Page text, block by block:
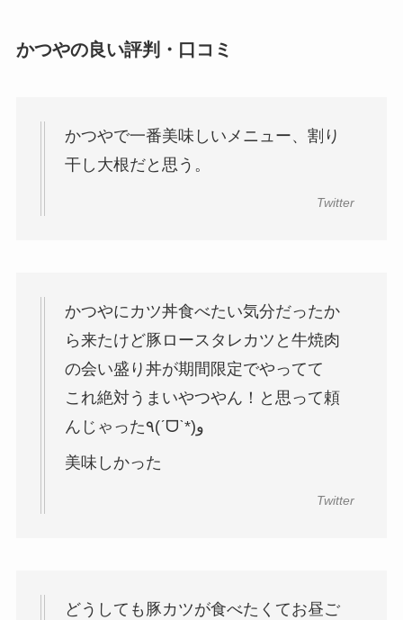
かつやの良い評判・口コミ
かつやで一番美味しいメニュー、割り
干し大根だと思う。
Twitter
かつやにカツ丼食べたい気分だったか
ら来たけど豚ロースタレカツと牛焼肉
の会い盛り丼が期間限定でやってて
これ絶対うまいやつやん！と思って頼
んじゃった٩(ˊᗜˋ*)و
美味しかった
Twitter
どうしても豚カツが食べたくてお昼ご